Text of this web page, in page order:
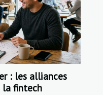
: les alliances
la fintech